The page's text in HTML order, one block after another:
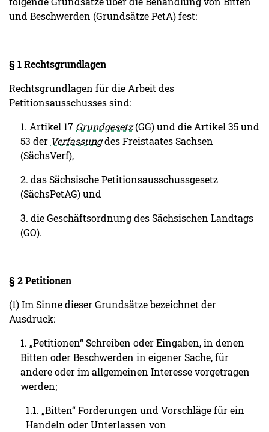
und Beschwerden (Grundsätze PetA) fest:
§ 1 Rechtsgrundlagen
Rechtsgrundlagen für die Arbeit des
Petitionsausschusses sind:
1. Artikel 17 Grundgesetz(GG) und die Artikel 35 und
53 der Verfassungdes Freistaates Sachsen
(SächsVerf),
2. das Sächsische Petitionsausschussgesetz
(SächsPetAG) und
3. die Geschäftsordnung des Sächsischen Landtags
(GO).
§ 2 Petitionen
(1) Im Sinne dieser Grundsätze bezeichnet der
Ausdruck:
1. „Petitionen“ Schreiben oder Eingaben, in denen
Bitten oder Beschwerden in eigener Sache, für
andere oder im allgemeinen Interesse vorgetragen
werden;
1.1. „Bitten“ Forderungen und Vorschläge für ein
Handeln oder Unterlassen von